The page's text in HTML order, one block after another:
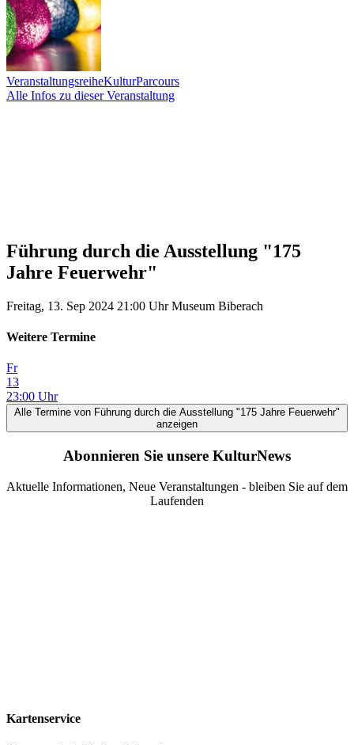
VeranstaltungsreiheKulturParcours
Alle Infos zu dieser Veranstaltung
Führung durch die Ausstellung "175
Jahre Feuerwehr"
Freitag, 13. Sep 2024 21:00 Uhr Museum Biberach
Weitere Termine
Fr
13
23:00 Uhr
Alle Termine von Führung durch die Ausstellung "175 Jahre Feuerwehr"
anzeigen
Abonnieren Sie unsere KulturNews
Aktuelle Informationen, Neue Veranstaltungen - bleiben Sie auf dem
Laufenden
Kartenservice